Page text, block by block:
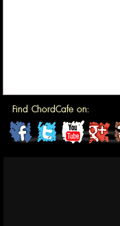
Find ChordCafe on:
ChordCafeChordCafe